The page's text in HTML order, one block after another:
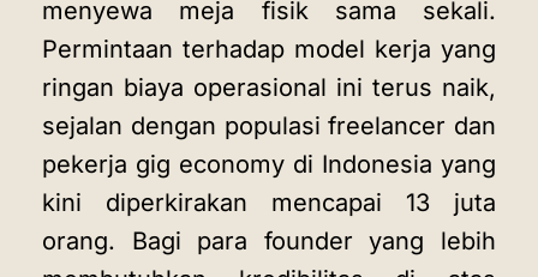
menyewa meja fisik sama sekali.
Permintaan terhadap model kerja yang
ringan biaya operasional ini terus naik,
sejalan dengan populasi freelancer dan
pekerja gig economy di Indonesia yang
kini diperkirakan mencapai 13 juta
orang. Bagi para founder yang lebih